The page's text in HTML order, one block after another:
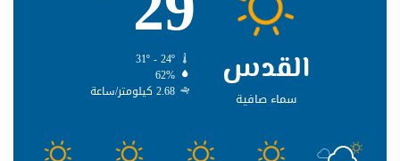
القدس
سماء صافية
31º - 24º
62%
2.68 كيلومتر/ساعة